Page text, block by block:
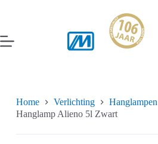
inhoud
Home Verlichting
Hanglampen
Hanglamp Alieno 5l Zwart